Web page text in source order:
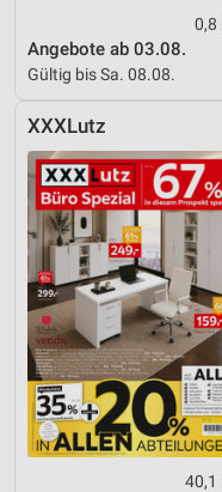
0,8
Angebote ab 03.08.
Gültig bis Sa. 08.08.
XXXLutz
40,1
Entwicklung und
Verwendung
Verwendung genauer
Geräte anhand von
Informationen
Nicht-IAB-Verarbeitungszwecke:
Notwendig
Performance
Funktional